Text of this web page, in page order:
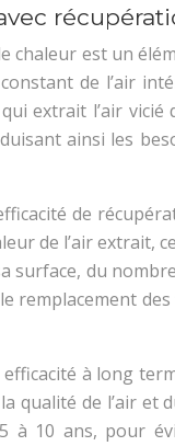
chaleur est un
de l’air
extrait l’air
ainsi les
de
de l’air
du
à long
de l’air et
10 ans, pour